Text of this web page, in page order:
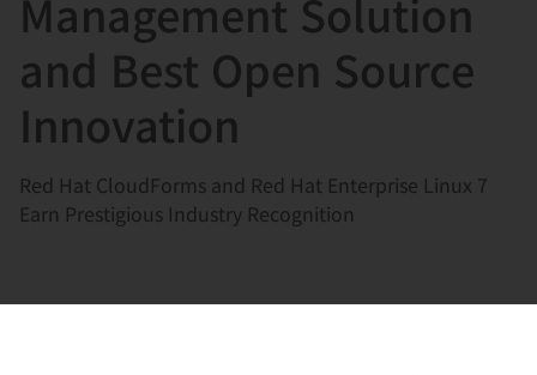
Management Solution
and Best Open Source
Innovation
Red Hat CloudForms and Red Hat Enterprise Linux 7
Earn Prestigious Industry Recognition